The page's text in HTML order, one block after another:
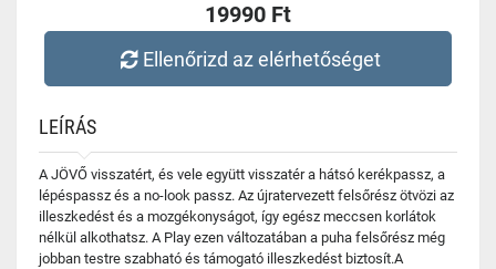
19990 Ft
Ellenőrizd az elérhetőséget
LEÍRÁS
A JÖVŐ visszatért, és vele együtt visszatér a hátsó kerékpassz, a
lépéspassz és a no-look passz. Az újratervezett felsőrész ötvözi az
illeszkedést és a mozgékonyságot, így egész meccsen korlátok
nélkül alkothatsz. A Play ezen változatában a puha felsőrész még
jobban testre szabható és támogató illeszkedést biztosít.A